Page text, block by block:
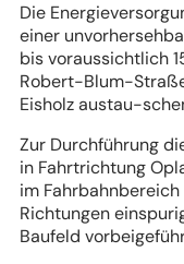
Die
einer
bis voraussichtlich
Robert-Blum-
Eisholz austau-
Zur Durchführung
in Fahrtrichtung
im
Richtungen
Baufeld